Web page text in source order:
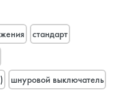
стандарт
шнуровой выключатель